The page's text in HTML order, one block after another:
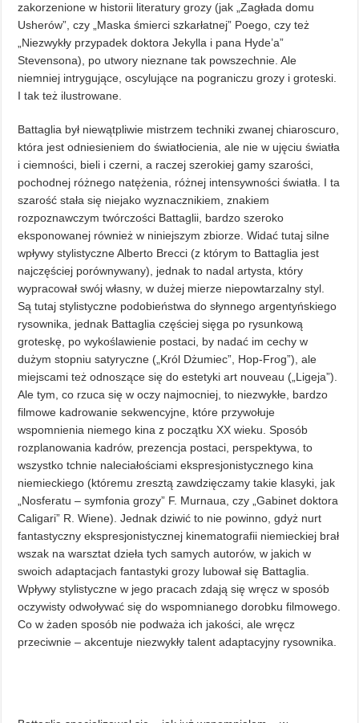
zakorzenione w historii literatury grozy (jak „Zagłada domu
Usherów”, czy „Maska śmierci szkarłatnej” Poego, czy też
„Niezwykły przypadek doktora Jekylla i pana Hyde’a”
Stevensona), po utwory nieznane tak powszechnie. Ale
niemniej intrygujące, oscylujące na pograniczu grozy i groteski.
I tak też ilustrowane.
Battaglia był niewątpliwie mistrzem techniki zwanej chiaroscuro,
która jest odniesieniem do światłocienia, ale nie w ujęciu światła
i ciemności, bieli i czerni, a raczej szerokiej gamy szarości,
pochodnej różnego natężenia, różnej intensywności światła. I ta
szarość stała się niejako wyznacznikiem, znakiem
rozpoznawczym twórczości Battaglii, bardzo szeroko
eksponowanej również w niniejszym zbiorze. Widać tutaj silne
wpływy stylistyczne Alberto Brecci (z którym to Battaglia jest
najczęściej porównywany), jednak to nadal artysta, który
wypracował swój własny, w dużej mierze niepowtarzalny styl.
Są tutaj stylistyczne podobieństwa do słynnego argentyńskiego
rysownika, jednak Battaglia częściej sięga po rysunkową
groteskę, po wykoślawienie postaci, by nadać im cechy w
dużym stopniu satyryczne („Król Dżumiec”, Hop-Frog”), ale
miejscami też odnoszące się do estetyki art nouveau („Ligeja”).
Ale tym, co rzuca się w oczy najmocniej, to niezwykłe, bardzo
filmowe kadrowanie sekwencyjne, które przywołuje
wspomnienia niemego kina z początku XX wieku. Sposób
rozplanowania kadrów, prezencja postaci, perspektywa, to
wszystko tchnie naleciałościami ekspresjonistycznego kina
niemieckiego (któremu zresztą zawdzięczamy takie klasyki, jak
„Nosferatu – symfonia grozy” F. Murnaua, czy „Gabinet doktora
Caligari” R. Wiene). Jednak dziwić to nie powinno, gdyż nurt
fantastyczny ekspresjonistycznej kinematografii niemieckiej brał
wszak na warsztat dzieła tych samych autorów, w jakich w
swoich adaptacjach fantastyki grozy lubował się Battaglia.
Wpływy stylistyczne w jego pracach zdają się wręcz w sposób
oczywisty odwoływać się do wspomnianego dorobku filmowego.
Co w żaden sposób nie podważa ich jakości, ale wręcz
przeciwnie – akcentuje niezwykły talent adaptacyjny rysownika.